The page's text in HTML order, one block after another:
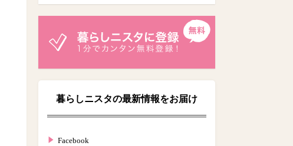
暮らしニスタの最新情報をお届け
Facebook